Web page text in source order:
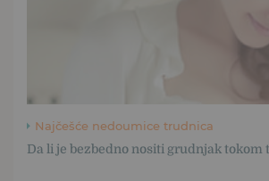
Najčešće nedoumice trudnica
Da li je bezbedno nositi grudnjak tokom